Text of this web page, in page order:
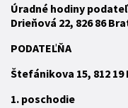
Úradné hodiny
Drieňová 22, 826 86
PODATEĽŇA
Štefánikova 15, 812 19
1. poschodie